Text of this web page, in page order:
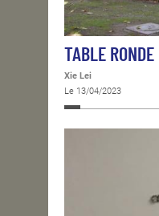
TABLE
Xie Lei
Le 13/04/2023